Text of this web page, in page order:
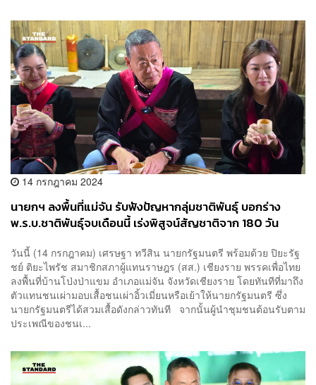
14 กรกฎาคม 2024
นายกฯ ลงพื้นที่แม่จัน รับฟังปัญหากลุ่มชาติพันธุ์ บอกร่าง
พ.ร.บ.ชาติพันธุ์จบเดือนนี้ เร่งพิสูจน์สัญชาติจาก 180 วัน
วันนี้ (14 กรกฎาคม) เศรษฐา ทวีสิน นายกรัฐมนตรี พร้อมด้วย ปิยะรัฐ
ชย์ ติยะไพรัช สมาชิกสภาผู้แทนราษฎร (สส.) เชียงราย พรรคเพื่อไทย
ลงพื้นที่บ้านโป่งป่าแขม อำเภอแม่จัน จังหวัดเชียงราย โดยทันทีที่มาถึง
ตัวแทนชนเผ่ามอบเสื้อชนเผ่าอิ้วเมี่ยนหรือเย้าให้นายกรัฐมนตรี ซึ่ง
นายกรัฐมนตรีได้สวมเสื้อดังกล่าวทันที จากนั้นผู้นำชุมชนต้อนรับตาม
ประเพณีของชนเ...